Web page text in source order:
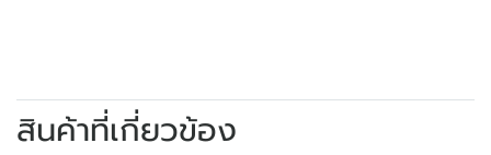
สินค้าที่เกี่ยวข้อง